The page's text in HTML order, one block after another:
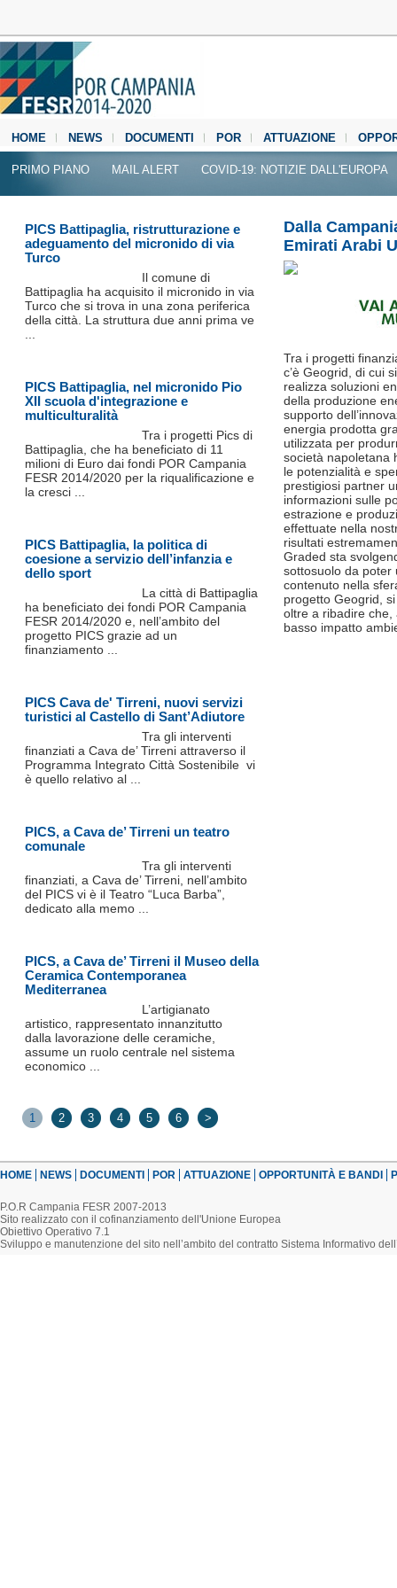
HOME NEWS DOCUMENTI POR ATTUAZIONE
MEDIA CENTER
PRIMO PIANO MAIL ALERT COVID-19: NOTIZIE DALL'EUROPA
Dalla
Emirati Arabi
Tra i progetti
c’è Geogrid, di cui
realizza soluzioni
della produzione
supporto
energia prodotta
utilizzata per
società napoletana
le potenzialità e
prestigiosi partner
informazioni sulle
estrazione e
effettuate nella
risultati
Graded sta
sottosuolo da poter
contenuto nella
progetto Geogrid,
oltre a ribadire che,
basso impatto
PICS Battipaglia, ristrutturazione e
adeguamento del micronido di via
Turco
Il comune di
Battipaglia ha acquisito il micronido in via
Turco che si trova in una zona periferica
della città. La struttura due anni prima ve
PICS Battipaglia, nel micronido Pio
XII scuola d'integrazione e
multiculturalità
Tra i progetti Pics di
Battipaglia, che ha beneficiato di 11
milioni di Euro dai fondi POR Campania
FESR 2014/2020 per la riqualificazione e
la cresci ...
PICS Battipaglia, la politica di
coesione a servizio dell’infanzia e
dello sport
La città di Battipaglia
ha beneficiato dei fondi POR Campania
FESR 2014/2020 e, nell’ambito del
progetto PICS grazie ad un
finanziamento ...
PICS Cava de' Tirreni, nuovi servizi
turistici al Castello di Sant’Adiutore
Tra gli interventi
finanziati a Cava de’ Tirreni attraverso il
Programma Integrato Città Sostenibile vi
è quello relativo al ...
PICS, a Cava de’ Tirreni un teatro
comunale
Tra gli interventi
finanziati, a Cava de’ Tirreni, nell’ambito
del PICS vi è il Teatro “Luca Barba”,
dedicato alla memo ...
PICS, a Cava de’ Tirreni il Museo della
Ceramica Contemporanea
Mediterranea
L’artigianato
artistico, rappresentato innanzitutto
dalla lavorazione delle ceramiche,
assume un ruolo centrale nel sistema
economico ...
1 2 3 4 5 6 >
HOME NEWS DOCUMENTI POR ATTUAZIONE OPPORTUNITÀ E BANDI
P.O.R Campania FESR 2007-2013
Sito realizzato con il cofinanziamento dell'Unione Europea
Obiettivo Operativo 7.1
Sviluppo e manutenzione del sito nell’ambito del contratto Sistema Informativo